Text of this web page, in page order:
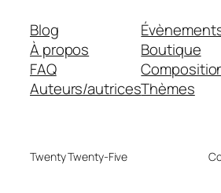
Blog
À propos
FAQ
Auteurs/autrices
Boutique
Thèmes
Twenty Twenty-Five